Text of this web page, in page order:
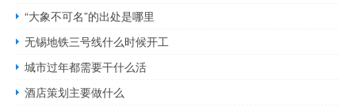
“大象不可名”的出处是哪里
无锡地铁三号线什么时候开工
城市过年都需要干什么活
酒店策划主要做什么